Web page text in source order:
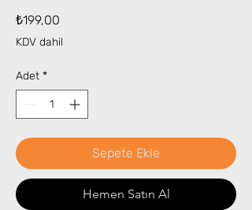
₺199,00
KDV dahil
Adet *
Sepete Ekle
Hemen Satın Al